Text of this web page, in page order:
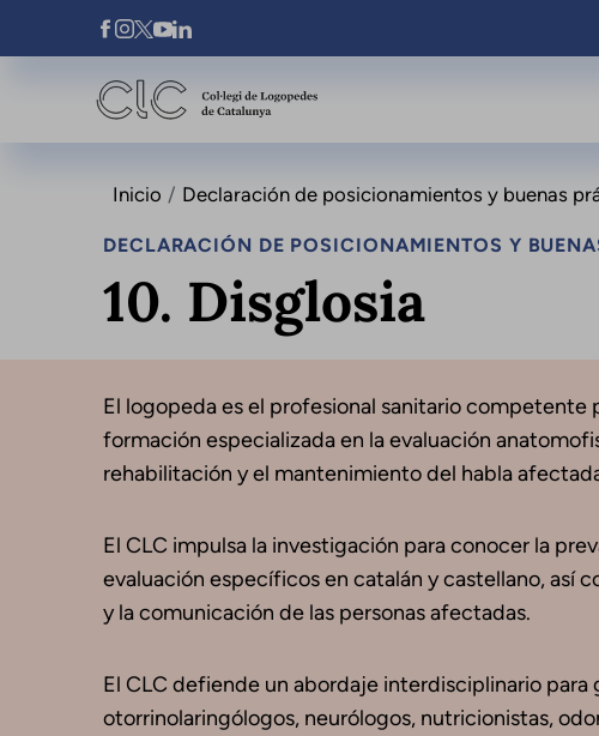
Pasar al contenido principal
Xarxes Socials
Inicio Declaración de posicionamientos y buenas
DECLARACIÓN DE POSICIONAMIENTOS Y
10. Disglosia
El logopeda es el profesional sanitario competente
formación especializada en la evaluación
rehabilitación y el mantenimiento del habla
El CLC impulsa la investigación para conocer la
evaluación específicos en catalán y castellano, así
y la comunicación de las personas afectadas.
El CLC defiende un abordaje interdisciplinario
otorrinolaringólogos, neurólogos, nutricionistas,